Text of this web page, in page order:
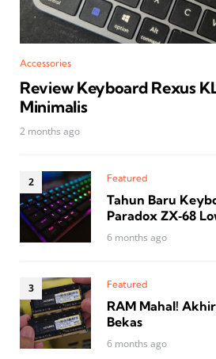
Accessories
Review Keyboard Rexus
Minimalis
2 months ago
Featured
Tahun Baru
Paradox ZX‑68
6 months ago
Featured
RAM Mahal!
Bekas
6 months ago